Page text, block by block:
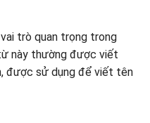
trò quan trọng trong
này thường được viết
được sử dụng để viết tên